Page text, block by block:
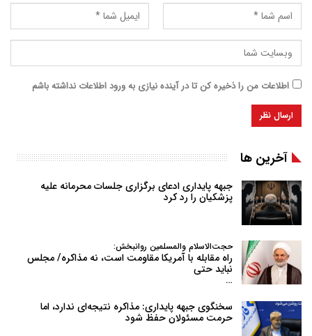
اطلاعات من را ذخیره کن تا در آینده نیازی به ورود اطلاعات نداشته باشم
آخرین ها
جبهه پایداری ادعای برگزاری جلسات محرمانه علیه
پزشکیان را رد کرد
حجت‌الاسلام والمسلمین روانبخش:
راه مقابله با آمریکا مقاومت است، نه مذاکره/ مجلس
نباید حتی
…
سخنگوی جبهه پایداری: مذاکره نتیجه‌ای ندارد، اما
حرمت مسئولان حفظ شود